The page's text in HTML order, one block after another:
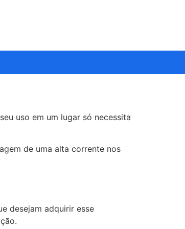
uso em um lugar só necessita
de uma alta corrente nos
desejam adquirir esse